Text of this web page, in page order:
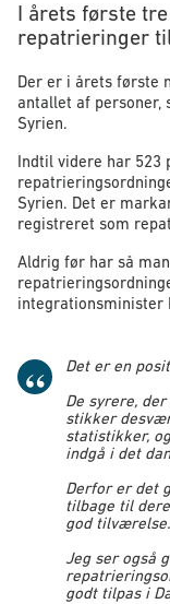
I årets første
repatrieringer
Der er i årets første
antallet af
Syrien.
Indtil videre har 523
Syrien. Det er
registreret som
Aldrig før har så
integrationsminister
Det er en
De syrere,
stikker
statistikker,
indgå i det
Derfor er det
tilbage til
god tilværelse.
Jeg ser også
godt tilpas i